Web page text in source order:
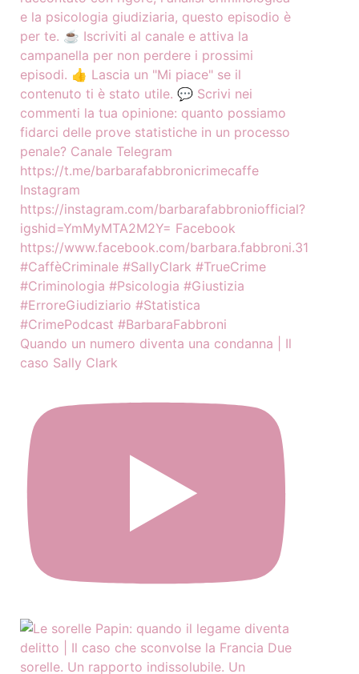
Quando un numero diventa una condanna | Il
caso Sally Clark